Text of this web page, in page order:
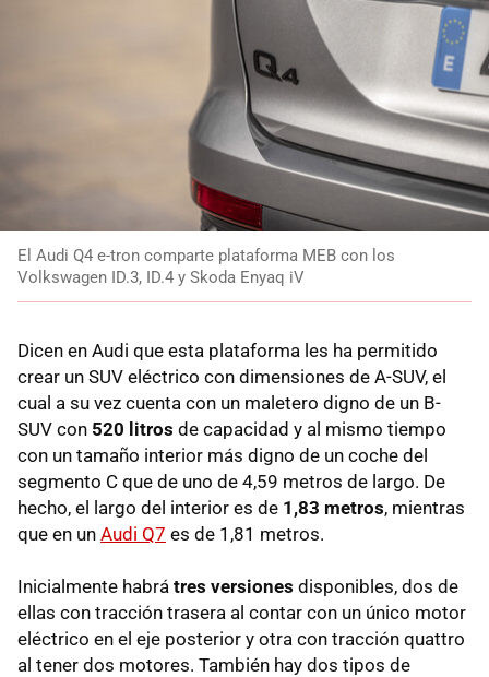
El Audi Q4 e-tron comparte plataforma MEB con los
Volkswagen ID.3, ID.4 y Skoda Enyaq iV
Dicen en Audi que esta plataforma les ha permitido
crear un SUV eléctrico con dimensiones de A-SUV, el
cual a su vez cuenta con un maletero digno de un B-
SUV con 520 litros de capacidad y al mismo tiempo
con un tamaño interior más digno de un coche del
segmento C que de uno de 4,59 metros de largo. De
hecho, el largo del interior es de 1,83 metros, mientras
que en un Audi Q7 es de 1,81 metros.
Inicialmente habrá tres versiones disponibles, dos de
ellas con tracción trasera al contar con un único motor
eléctrico en el eje posterior y otra con tracción quattro
al tener dos motores. También hay dos tipos de